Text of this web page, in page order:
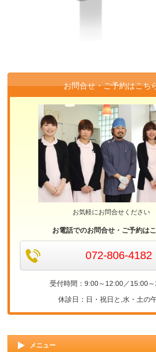
お問合せ・ご予約はこち
お気軽にお問合せください
お電話でのお問合せ・ご予約は
072-806-4182
受付時間：9:00～12:00／15:00
休診日： 日・祝日と,水・土の
メニュー